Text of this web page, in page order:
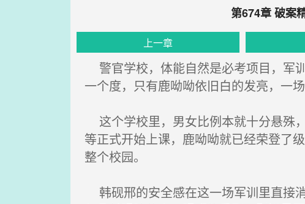
第674章 破案
上一章
警官学校，体能自然是必考项目，军
一个度，只有鹿呦呦依旧白的发亮，一
这个学校里，男女比例本就十分悬殊
等正式开始上课，鹿呦呦就已经荣登了
整个校园。
韩砚邢的安全感在这一场军训里直接